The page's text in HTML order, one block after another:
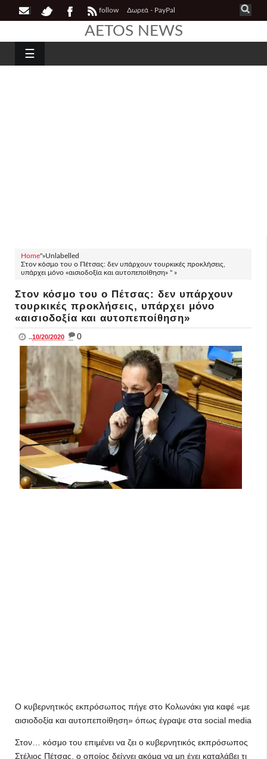
follow Δωρεά - PayPal
AETOS NEWS
☰
Home"»Unlabelled
Στον κόσμο του o Πέτσας: δεν υπάρχουν τουρκικές προκλήσεις,
υπάρχει μόνο «αισιοδοξία και αυτοπεποίθηση» " »
Στον κόσμο του o Πέτσας: δεν υπάρχουν
τουρκικές προκλήσεις, υπάρχει μόνο
«αισιοδοξία και αυτοπεποίθηση»
..10/20/2020 _ 0
Ο κυβερνητικός εκπρόσωπος πήγε στο Κολωνάκι για καφέ «με
αισιοδοξία και αυτοπεποίθηση» όπως έγραψε στα social media
Στον… κόσμο του επιμένει να ζει ο κυβερνητικός εκπρόσωπος
Στέλιος Πέτσας, ο οποίος δείχνει ακόμα να μη έχει καταλάβει τι